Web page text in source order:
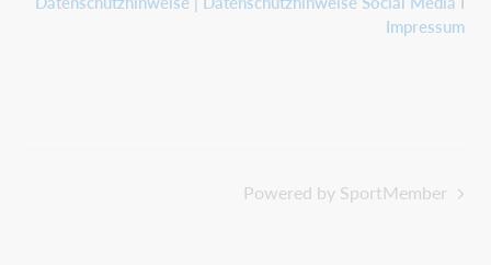
Impressum
Powered by SportMember